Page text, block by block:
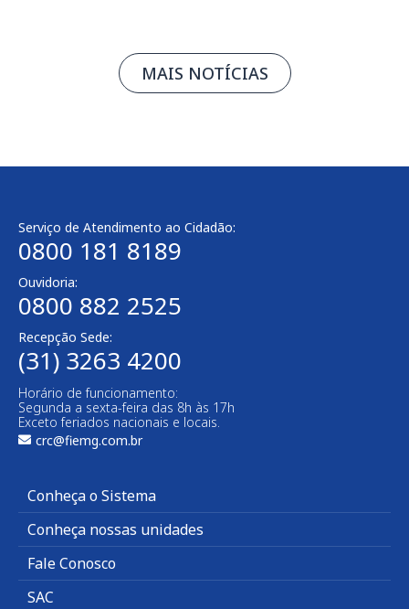
MAIS NOTÍCIAS
Serviço de Atendimento ao Cidadão:
0800 181 8189
Ouvidoria:
0800 882 2525
Recepção Sede:
(31) 3263 4200
Horário de funcionamento:
Segunda a sexta-feira das 8h às 17h
Exceto feriados nacionais e locais.
crc@fiemg.com.br
Conheça o Sistema
Conheça nossas unidades
Fale Conosco
SAC